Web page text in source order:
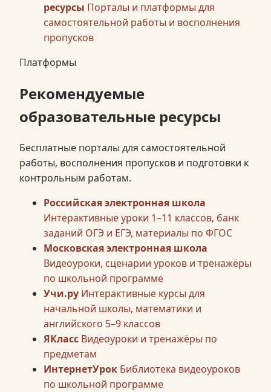
ресурсы Порталы и платформы для
самостоятельной работы и восполнения
пропусков
Платформы
Рекомендуемые
образовательные ресурсы
Бесплатные порталы для самостоятельной
работы, восполнения пропусков и подготовки к
контрольным работам.
Российская электронная школа
Интерактивные уроки 1–11 классов, банк
заданий ОГЭ и ЕГЭ, материалы по ФГОС
Московская электронная школа
Видеоуроки, сценарии уроков и тренажёры
по школьной программе
Учи.ру Интерактивные курсы для
начальной школы, математики и
английского 5–9 классов
ЯКласс Видеоуроки и тренажёры по
предметам
ИнтернетУрок Библиотека видеоуроков
по школьной программе